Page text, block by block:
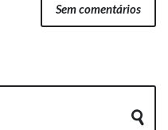
Sem comentários